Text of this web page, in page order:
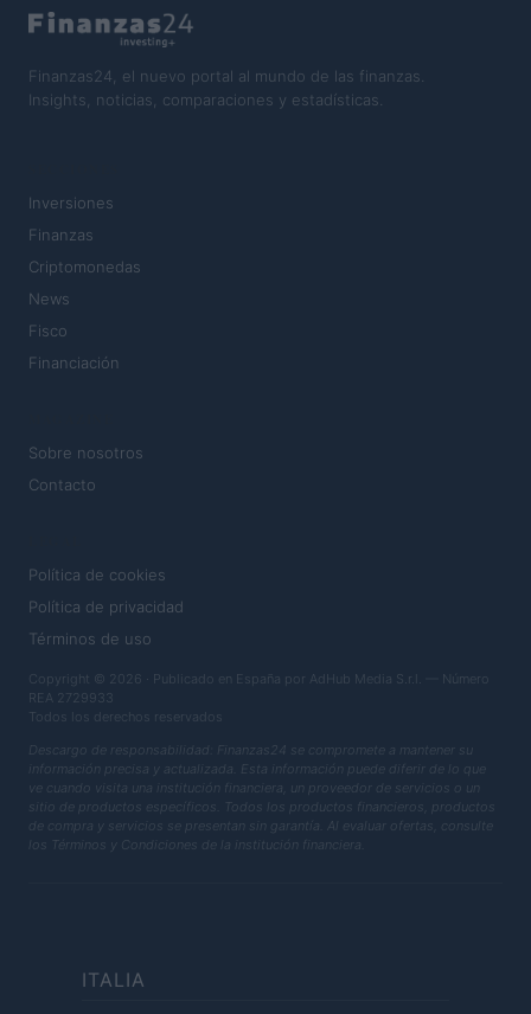
Finanzas24, el nuevo portal al mundo de las finanzas.
Insights, noticias, comparaciones y estadísticas.
Inversiones
Finanzas
Criptomonedas
News
Fisco
Financiación
Sobre nosotros
Contacto
Política de cookies
Política de privacidad
Términos de uso
Copyright © 2026 · Publicado en España por AdHub Media S.r.l. — Número
REA 2729933
Todos los derechos reservados
Descargo de responsabilidad: Finanzas24 se compromete a mantener su
información precisa y actualizada. Esta información puede diferir de lo que
ve cuando visita una institución financiera, un proveedor de servicios o un
sitio de productos específicos. Todos los productos financieros, productos
de compra y servicios se presentan sin garantía. Al evaluar ofertas, consulte
los Términos y Condiciones de la institución financiera.
ITALIA